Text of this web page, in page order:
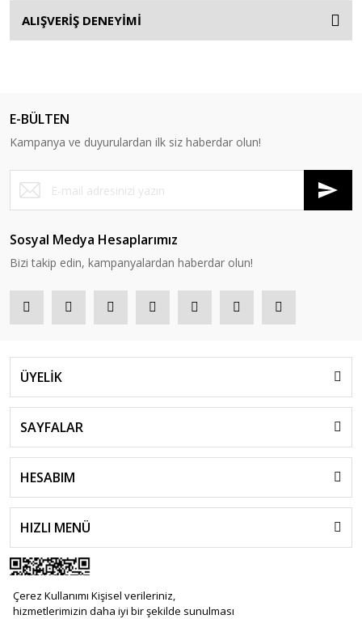
Çerez Kullanımı Kişisel verileriniz,
hizmetlerimizin daha iyi bir şekilde sunulması
ALIŞVERİŞ DENEYİMİ
E-BÜLTEN
Kampanya ve duyurulardan ilk siz haberdar olun!
Sosyal Medya Hesaplarımız
Bizi takip edin, kampanyalardan haberdar olun!
ÜYELİK
SAYFALAR
HESABIM
HIZLI MENÜ